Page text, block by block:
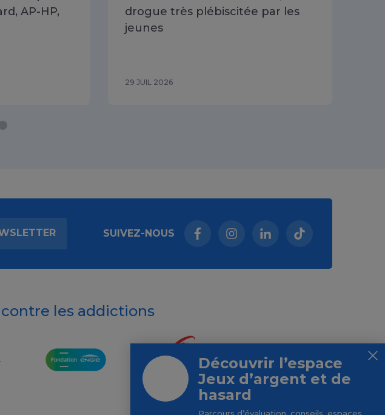
AP-HP,
drogue très plébiscitée par les
jeunes
29 JUIL 2026
Découvrir l’espace
Jeux d’argent et de
hasard
Parcours d’évaluation, conseils, espaces
SUIVEZ-NOUS
Facebook (nouvelle fenêtre)
Instagram (nouvelle fenêtre)
Linkedin (nouvelle
Tiktok (nouvelle
les addictions